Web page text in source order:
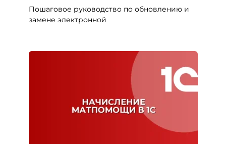
Пошаговое руководство по обновлению и
замене электронной